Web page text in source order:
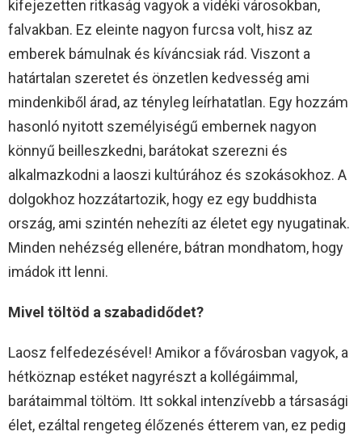
kifejezetten ritkaság vagyok a vidéki városokban,
falvakban. Ez eleinte nagyon furcsa volt, hisz az
emberek bámulnak és kíváncsiak rád. Viszont a
határtalan szeretet és önzetlen kedvesség ami
mindenkiből árad, az tényleg leírhatatlan. Egy hozzám
hasonló nyitott személyiségű embernek nagyon
könnyű beilleszkedni, barátokat szerezni és
alkalmazkodni a laoszi kultúrához és szokásokhoz. A
dolgokhoz hozzátartozik, hogy ez egy buddhista
ország, ami szintén nehezíti az életet egy nyugatinak.
Minden nehézség ellenére, bátran mondhatom, hogy
imádok itt lenni.
Mivel töltöd a szabadidődet?
Laosz felfedezésével! Amikor a fővárosban vagyok, a
hétköznap estéket nagyrészt a kollégáimmal,
barátaimmal töltöm. Itt sokkal intenzívebb a társasági
élet, ezáltal rengeteg élőzenés étterem van, ez pedig